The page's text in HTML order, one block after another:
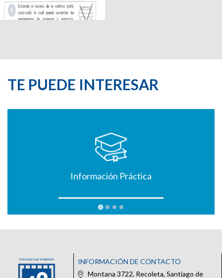
TE PUEDE INTERESAR
Información Práctica
INFORMACIÓN DE CONTACTO
Montana 3722, Recoleta, Santiago de